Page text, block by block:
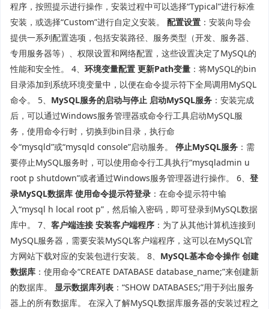
程序，按照提示进行操作，安装过程中可以选择“Typical”进行标准
安装，或选择“Custom”进行自定义安装。 配置设置 ：安装向导会
提供一系列配置选项，包括安装路径、服务类型（开发、服务器、
专用服务器等）、权限设置和网络配置，这些设置决定了MySQL的
性能和安全性。 4、 环境变量配置 更新Path变量 ：将MySQL的bin
目录添加到系统环境变量中，以便在命令提示符下全局调用MySQL
命令。 5、 MySQL服务的启动与停止 启动MySQL服务 ：安装完成
后，可以通过Windows服务管理器或命令行工具启动MySQL服
务，使用命令行时，切换到bin目录，执行命
令“mysqld”或“mysqld console”启动服务。 停止MySQL服务 ：需
要停止MySQL服务时，可以使用命令行工具执行“mysqladmin u
root p shutdown”或者通过Windows服务管理器进行操作。 6、 登
录MySQL数据库 使用命令提示符登录 ：在命令提示符中输
入“mysql h local root p”，然后输入密码，即可登录到MySQL数据
库中。 7、 客户端连接 安装客户端程序 ：为了从其他计算机连接到
MySQL服务器，需要安装MySQL客户端程序，这可以在MySQL官
方网站下载对应的安装包进行安装。 8、 MySQL基本命令操作 创建
数据库 ：使用命令“CREATE DATABASE database_name;”来创建新
的数据库。 显示数据库列表 ：“SHOW DATABASES;”用于列出服务
器上的所有数据库。 在深入了解MySQL数据库服务器的安装过程之